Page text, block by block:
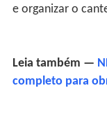
e organizar o
Leia também —
completo para